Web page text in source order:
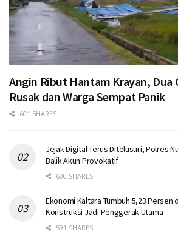
Angin Ribut Hantam Krayan, Dua
Rusak dan Warga Sempat Panik
601 SHARES
Jejak Digital Terus Ditelusuri, Polres
Balik Akun Provokatif
600 SHARES
Ekonomi Kaltara Tumbuh 5,23 Persen
Konstruksi Jadi Penggerak Utama
591 SHARES